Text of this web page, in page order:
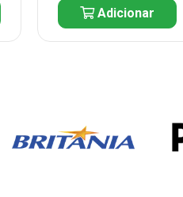
Adicionar